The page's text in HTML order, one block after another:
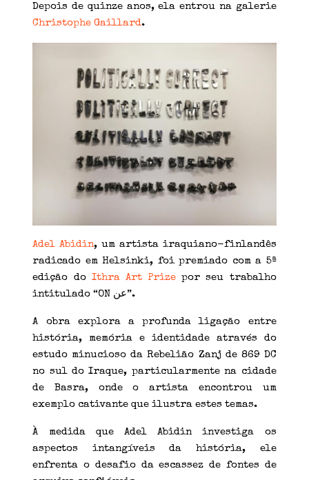
Depois de quinze anos, ela entrou na galerie
Christophe Gaillard.
Adel Abidin, um artista iraquiano-finlandês
radicado em Helsinki, foi premiado com a 5ª
edição do Ithra Art Prize por seu trabalho
intitulado “ON عن”.
A obra explora a profunda ligação entre
história, memória e identidade através do
estudo minucioso da Rebelião Zanj de 869 DC
no sul do Iraque, particularmente na cidade
de Basra, onde o artista encontrou um
exemplo cativante que ilustra estes temas.
À medida que Adel Abidin investiga os
aspectos intangíveis da história, ele
enfrenta o desafio da escassez de fontes de